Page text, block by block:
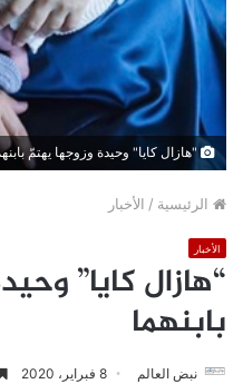
"هازال كايا" وحيدة وزوجها يهتمّ
الرئيسية / الأخبار
الأخبار
“هازال كايا”
بابنهما
نبض العالم 8 فبراير، 2020